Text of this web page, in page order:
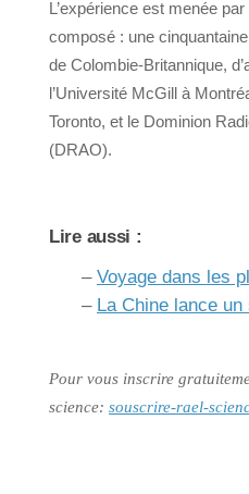
L’expérience est menée
composé : une
de Colombie-Britannique,
l’Université McGill à
Toronto, et le Dominion
(DRAO).
Lire aussi :
– Voyage dans les
– La Chine lance
Pour vous inscrire
science: souscrire-rael-